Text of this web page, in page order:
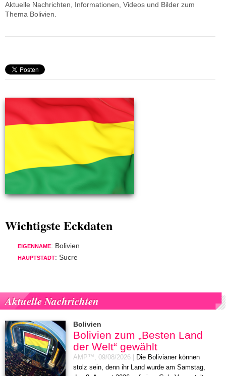
Aktuelle Nachrichten, Informationen, Videos und Bilder zum
Thema Bolivien.
Wichtigste Eckdaten
EIGENNAME: Bolivien
HAUPTSTADT: Sucre
Aktuelle Nachrichten
Bolivien
Bolivien zum „Besten Land
der Welt“ gewählt
AMP™, 09/08/2026
Die Bolivianer können
stolz sein, denn ihr Land wurde am Samstag,